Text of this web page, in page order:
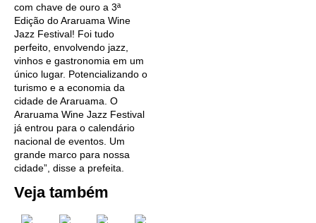
com chave de ouro a 3ª
Edição do Araruama Wine
Jazz Festival! Foi tudo
perfeito, envolvendo jazz,
vinhos e gastronomia em um
único lugar. Potencializando o
turismo e a economia da
cidade de Araruama. O
Araruama Wine Jazz Festival
já entrou para o calendário
nacional de eventos. Um
grande marco para nossa
cidade”, disse a prefeita.
Veja também